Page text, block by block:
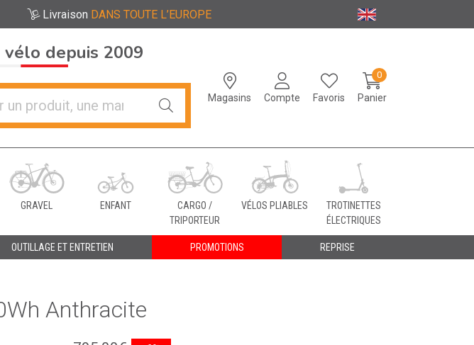
Livraison DANS TOUTE L’EUROPE
Magasins Compte Favoris Panier
0
depuis 2009
GRAVEL ENFANT
CARGO /
TRIPORTEUR
VÉLOS PLIABLES
TROTINETTES
ÉLECTRIQUES
OUTILLAGE ET ENTRETIEN PROMOTIONS REPRISE
Anthracite